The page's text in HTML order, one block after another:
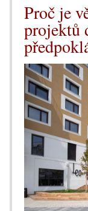
Proč je
projektů